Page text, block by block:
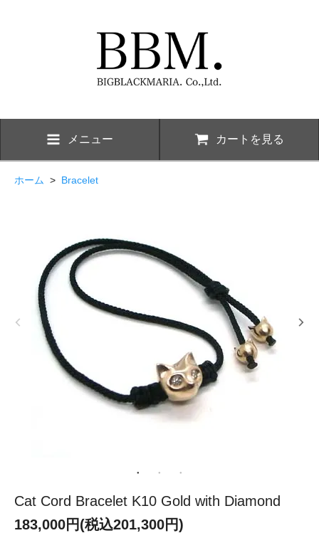
メニュー カートを見る
ホーム > Bracelet
Cat Cord Bracelet K10 Gold with Diamond
183,000円(税込201,300円)